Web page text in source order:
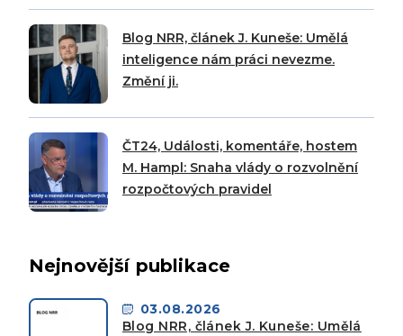
Blog NRR, článek J. Kuneše: Umělá
inteligence nám práci nevezme.
Změní ji.
ČT24, Události, komentáře, hostem
M. Hampl: Snaha vlády o rozvolnění
rozpočtových pravidel
Nejnovější publikace
03.08.2026
Blog NRR, článek J. Kuneše: Umělá